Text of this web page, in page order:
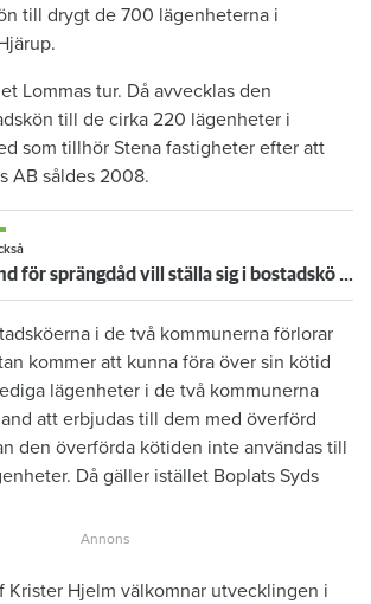
till drygt de 700 lägenheterna i
Lommas tur. Då avvecklas den
till de cirka 220 lägenheter i
som tillhör Stena fastigheter efter att
AB såldes 2008.
Dömd för sprängdåd vill ställa sig i bostadskö – nekas att ringa hyresvärdar
i de två kommunerna förlorar
kommer att kunna föra över sin kötid
lägenheter i de två kommunerna
att erbjudas till dem med överförd
den överförda kötiden inte användas till
Då gäller istället Boplats Syds
Krister Hjelm välkomnar utvecklingen i